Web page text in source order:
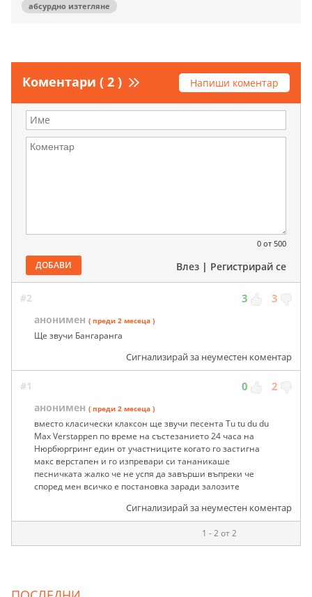
абсурдно изтегляне
Коментари ( 2 ) Напиши коментар
0 от 500
ДОБАВИ Влез | Регистрирай се
#2 3 3
анонимен ( преди 2 месеца )
Ще звучи Бангаранга
Сигнализирай за неуместен коментар
#1 0 2
анонимен ( преди 2 месеца )
вместо класически клаксон ще звучи песента Tu tu du du
Max Verstappen по време на състезанието 24 часа на
Нюрбюргринг един от участниците когато го застигна
макс верстапен и го изпревари си тананикаше
песничката жалко че не успя да завърши въпреки че
според мен всичко е постановка заради залозите
Сигнализирай за неуместен коментар
1 - 2 от 2